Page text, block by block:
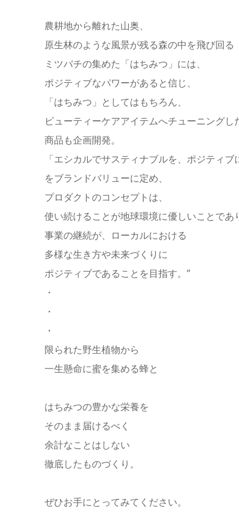
農耕地から離れた山奥、
原生林のような風景が残る森の中を飛び回る
ミツバチの集めた「はちみつ」には、
ポジティブなパワーがあると信じ、
「はちみつ」としてはもちろん、
ビューティーケアアイテムへチューニングし
商品も企画開発。
「エシカルでサスティナブルを、ポジティブ
をブランドバリューに定め、
プロダクトのコンセプトは、
使い続けることが地球環境に優しいことであ
事業の継続が、ローカルにおける
多様な生き方や未来づくりに
ポジティブであることを目指す。”
・
・
・
限られた野生植物から
一生懸命に蜜を集める蜂と
はちみつの豊かな栄養を
そのまま届けるべく
余計なことはしない
徹底したものづくり。
ぜひお手にとってみてください。